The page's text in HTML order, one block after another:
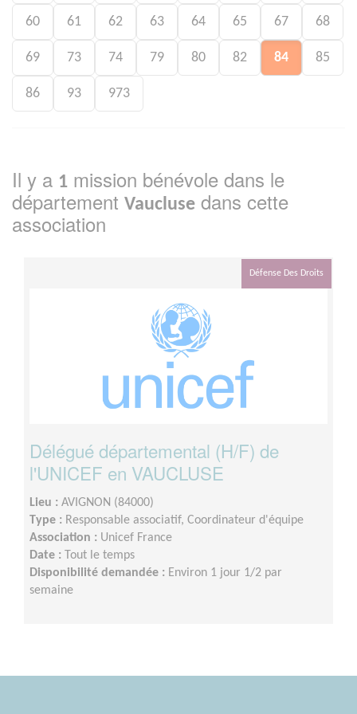
60 61 62 63 64 65 67 68
69 73 74 79 80 82 84 85
86 93 973
Il y a 1 mission bénévole dans le
département Vaucluse dans cette
association
Défense Des Droits
Délégué départemental (H/F) de
l'UNICEF en VAUCLUSE
Lieu : AVIGNON (84000)
Type : Responsable associatif, Coordinateur d'équipe
Association : Unicef France
Date :
Tout le temps
Disponibilité demandée : Environ 1 jour 1/2 par
semaine